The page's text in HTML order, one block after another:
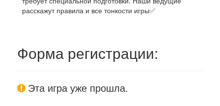
расскажут правила и все тонкости игры✅
Форма регистрации:
Эта игра уже прошла.